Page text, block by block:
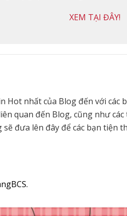
XEM TẠI ĐÂY!
Hot nhất của Blog đến với các
quan đến Blog, cũng như
đưa lên đây để các bạn tiện